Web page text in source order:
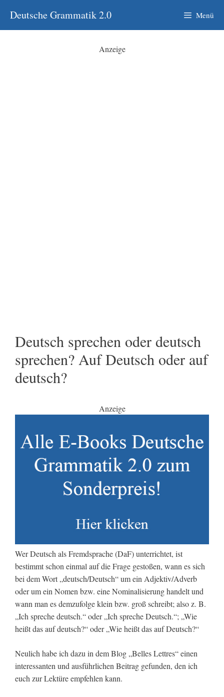
Inhalt
springen
Deutsche Grammatik 2.0 Menü
Anzeige
Deutsch sprechen oder deutsch
sprechen? Auf Deutsch oder auf
deutsch?
Anzeige
Wer Deutsch als Fremdsprache (DaF) unterrichtet, ist
bestimmt schon einmal auf die Frage gestoßen, wann es sich
bei dem Wort „deutsch/Deutsch“ um ein Adjektiv/Adverb
oder um ein Nomen bzw. eine Nominalisierung handelt und
wann man es demzufolge klein bzw. groß schreibt; also z. B.
„Ich spreche deutsch.“ oder „Ich spreche Deutsch.“; „Wie
heißt das auf deutsch?“ oder „Wie heißt das auf Deutsch?“
Neulich habe ich dazu in dem Blog „Belles Lettres“ einen
interessanten und ausführlichen Beitrag gefunden, den ich
euch zur Lektüre empfehlen kann.